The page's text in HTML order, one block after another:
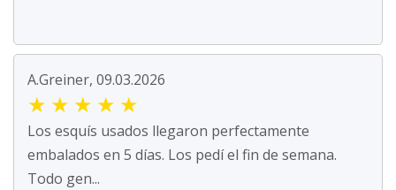
A.Greiner, 09.03.2026
★ ★ ★ ★ ★
Los esquís usados llegaron perfectamente
embalados en 5 días. Los pedí el fin de semana.
Todo gen...